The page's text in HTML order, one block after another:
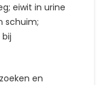
eiwit in urine
schuim;
en